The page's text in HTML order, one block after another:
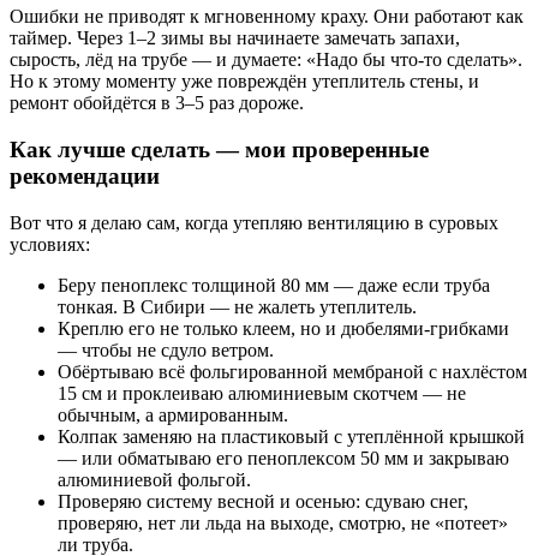
Ошибки не приводят к мгновенному краху. Они работают как
таймер. Через 1–2 зимы вы начинаете замечать запахи,
сырость, лёд на трубе — и думаете: «Надо бы что-то сделать».
Но к этому моменту уже повреждён утеплитель стены, и
ремонт обойдётся в 3–5 раз дороже.
Как лучше сделать — мои проверенные
рекомендации
Вот что я делаю сам, когда утепляю вентиляцию в суровых
условиях:
Беру пеноплекс толщиной 80 мм — даже если труба
тонкая. В Сибири — не жалеть утеплитель.
Креплю его не только клеем, но и дюбелями-грибками
— чтобы не сдуло ветром.
Обёртываю всё фольгированной мембраной с нахлёстом
15 см и проклеиваю алюминиевым скотчем — не
обычным, а армированным.
Колпак заменяю на пластиковый с утеплённой крышкой
— или обматываю его пеноплексом 50 мм и закрываю
алюминиевой фольгой.
Проверяю систему весной и осенью: сдуваю снег,
проверяю, нет ли льда на выходе, смотрю, не «потеет»
ли труба.